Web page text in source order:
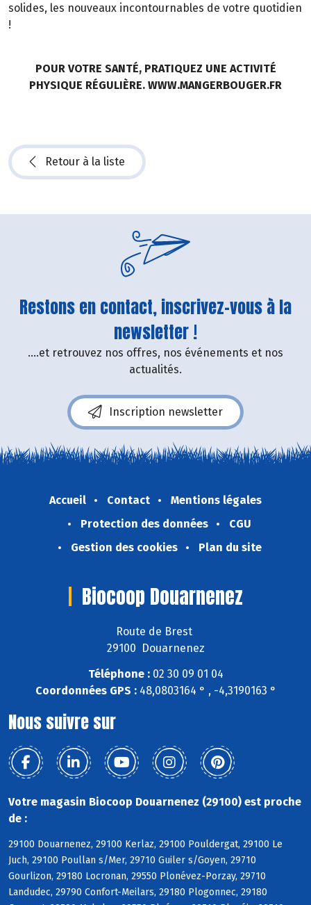
solides, les nouveaux incontournables de votre quotidien
!
POUR VOTRE SANTÉ, PRATIQUEZ UNE ACTIVITÉ
PHYSIQUE RÉGULIÈRE. WWW.MANGERBOUGER.FR
Retour à la liste
Restons en contact, inscrivez-vous à la
newsletter !
....et retrouvez nos offres, nos événements et nos
actualités.
Inscription newsletter
Accueil Contact
Mentions légales
Protection des données
CGU
Gestion des cookies
Plan du site
Biocoop Douarnenez
Route de Brest
29100 Douarnenez
Téléphone :02 30 09 01 04
Coordonnées GPS :48,0803164 ° , -4,3190163 °
Nous suivre sur
Votre magasin Biocoop Douarnenez (29100) est proche
de :
29100 Douarnenez, 29100 Kerlaz, 29100 Pouldergat, 29100 Le
Juch, 29100 Poullan s/Mer, 29710 Guiler s/Goyen, 29710
Gourlizon, 29180 Locronan, 29550 Plonévez-Porzay, 29710
Landudec, 29790 Confort-Meilars, 29180 Plogonnec, 29180